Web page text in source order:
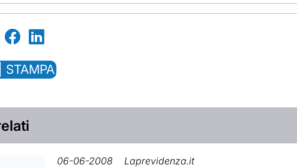
STAMPA
06-06-2008 Laprevidenza.it